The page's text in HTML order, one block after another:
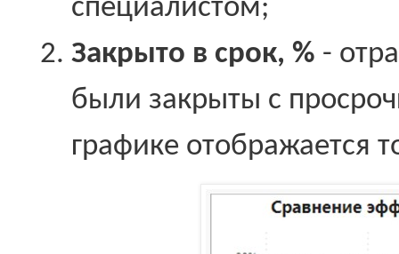
специалистом;
Закрыто в срок, % -
были закрыты с
графике отображается